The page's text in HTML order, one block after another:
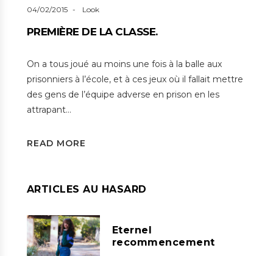
04/02/2015 Look
PREMIÈRE DE LA CLASSE.
On a tous joué au moins une fois à la balle aux
prisonniers à l’école, et à ces jeux où il fallait mettre
des gens de l’équipe adverse en prison en les
attrapant…
READ MORE
ARTICLES AU HASARD
Eternel
recommencement